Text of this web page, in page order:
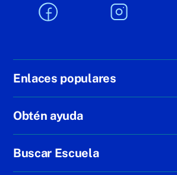
Enlaces populares
Obtén ayuda
Buscar Escuela